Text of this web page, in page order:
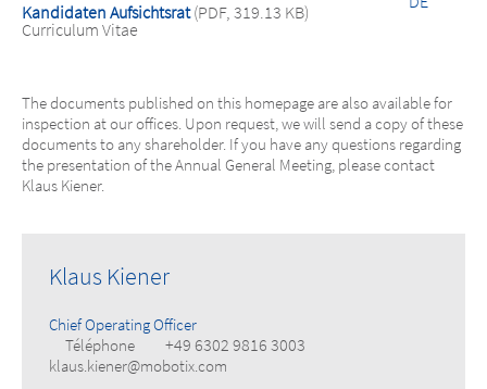
Kandidaten Aufsichtsrat(PDF, 319.13 KB)
Curriculum Vitae
The documents published on this homepage are also available for
inspection at our offices. Upon request, we will send a copy of these
documents to any shareholder. If you have any questions regarding
the presentation of the Annual General Meeting, please contact
Klaus Kiener.
Klaus Kiener
Chief Operating Officer
Téléphone
+49 6302 9816 3003
klaus.kiener@mobotix.com